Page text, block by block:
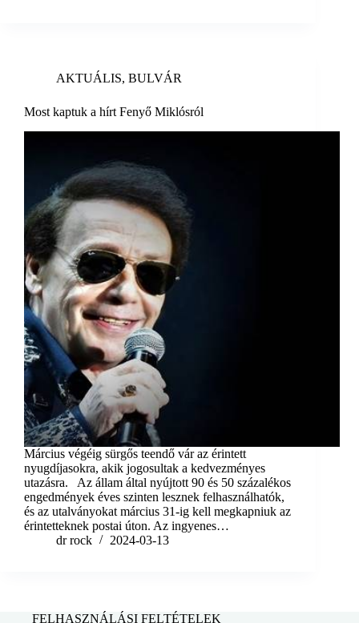
AKTUÁLIS, BULVÁR
Most kaptuk a hírt Fenyő Miklósról
Március végéig sürgős teendő vár az érintett
nyugdíjasokra, akik jogosultak a kedvezményes
utazásra. Az állam által nyújtott 90 és 50 százalékos
engedmények éves szinten lesznek felhasználhatók,
és az utalványokat március 31-ig kell megkapniuk az
érintetteknek postai úton. Az ingyenes…
dr rock
2024-03-13
FELHASZNÁLÁSI FELTÉTELEK